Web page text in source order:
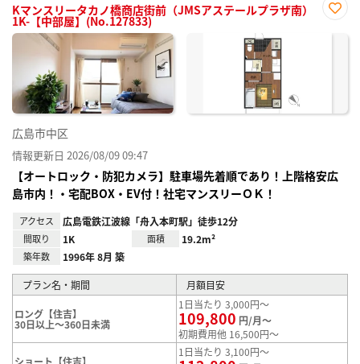
Kマンスリータカノ橋商店街前（JMSアステールプラザ南）
1K-【中部屋】(No.127833)
に入
広島市中区
情報更新日 2026/08/09 09:47
【オートロック・防犯カメラ】駐車場先着順であり！上階格安広
島市内！・宅配BOX・EV付！社宅マンスリーＯＫ！
アクセス 広島電鉄江波線「舟入本町駅」徒歩12分
間取り 1K 面積 19.2m²
築年数 1996年 8月 築
プラン名・期間 月額目安
ロング【住吉】
30日以上～360日未満
1日当たり 3,000円～
109,800 円/月～
初期費用他 16,500円～
ショート【住吉】
1日当たり 3,100円～